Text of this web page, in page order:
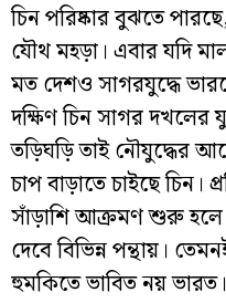
চিন পরিষ্কার বুঝতে
যৌথ মহড়া। এবার যদি
মত দেশও সাগরযুদ্ধে
দক্ষিণ চিন সাগর দখলের
তড়িঘড়ি তাই নৌযুদ্ধের
চাপ বাড়াতে চাইছে চিন।
সাঁড়াশি আক্রমণ শুরু হলে
দেবে বিভিন্ন পন্থায়।
হুমকিতে ভাবিত নয় ভারত।